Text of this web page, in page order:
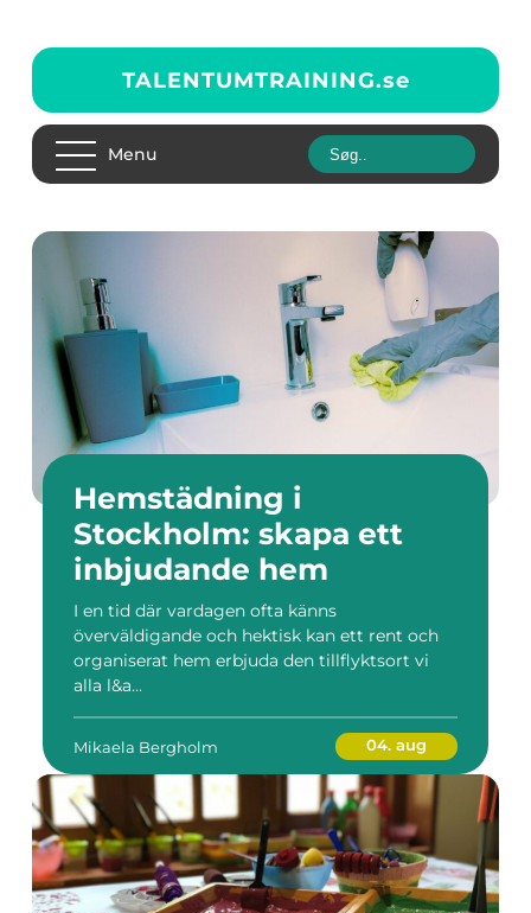
TALENTUMTRAINING.se
Menu
Hemstädning i
Stockholm: skapa ett
inbjudande hem
I en tid där vardagen ofta känns
överväldigande och hektisk kan ett rent och
organiserat hem erbjuda den tillflyktsort vi
alla l&a...
Mikaela Bergholm 04. aug